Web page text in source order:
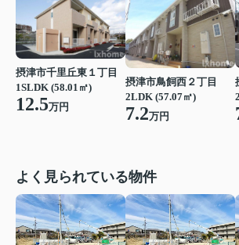
摂津市千里丘東１丁目
1SLDK (58.01㎡)
12.5万円
摂津市鳥飼西２丁目
2LDK (57.07㎡)
7.2万円
よく見られている物件